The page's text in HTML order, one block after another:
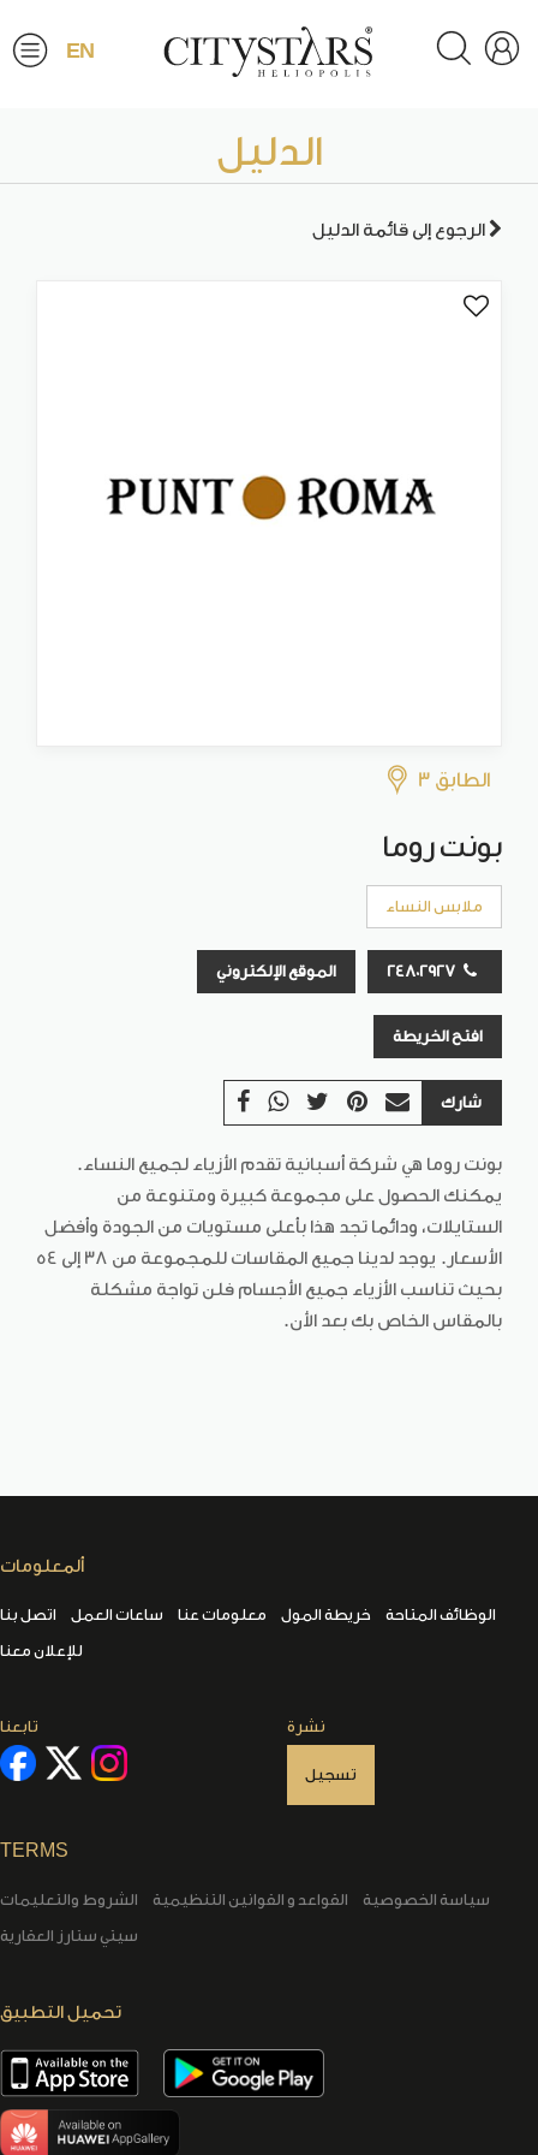
EN
الدليل
الرجوع إلى قائمة الدليل
الطابق 3
بونت روما
ملابس النساء
الموقع الإلكتروني
افتح الخريطة
شارك
بونت روما هي شركة أسبانية تقدم الأزياء لجميع النساء.
يمكنك الحصول على مجموعة كبيرة ومتنوعة من
الستايلات، ودائما تجد هذا بأعلى مستويات من الجودة وأفضل
الأسعار. يوجد لدينا جميع المقاسات للمجموعة من 38 إلى 54
بحيث تناسب الأزياء جميع الأجسام فلن تواجة مشكلة
بالمقاس الخاص بك بعد الأن.
ألمعلومات
اتصل بنا ساعات العمل معلومات عنا خريطة المول
الوظائف المتاحة
للإعلان معنا
تابعنا نشرة
تسجيل
TERMS
الشروط والتعليمات القواعد و القوانين التنظيمية
سياسة الخصوصية
سيتي ستارز العقارية
تحميل التطبيق